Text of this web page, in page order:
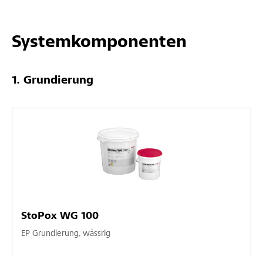
Systemkomponenten
Grundierung
StoPox WG 100
EP Grundierung, wässrig